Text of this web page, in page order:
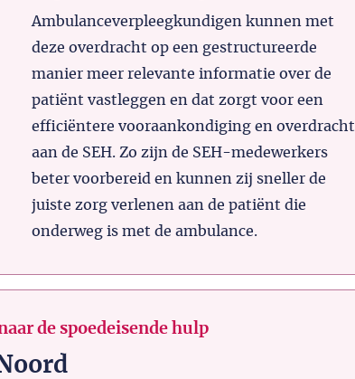
Ambulanceverpleegkundigen kunnen met
deze overdracht op een gestructureerde
manier meer relevante informatie over de
patiënt vastleggen en dat zorgt voor een
efficiëntere vooraankondiging en overdracht
aan de SEH. Zo zijn de SEH-medewerkers
beter voorbereid en kunnen zij sneller de
juiste zorg verlenen aan de patiënt die
onderweg is met de ambulance.
de spoedeisende hulp